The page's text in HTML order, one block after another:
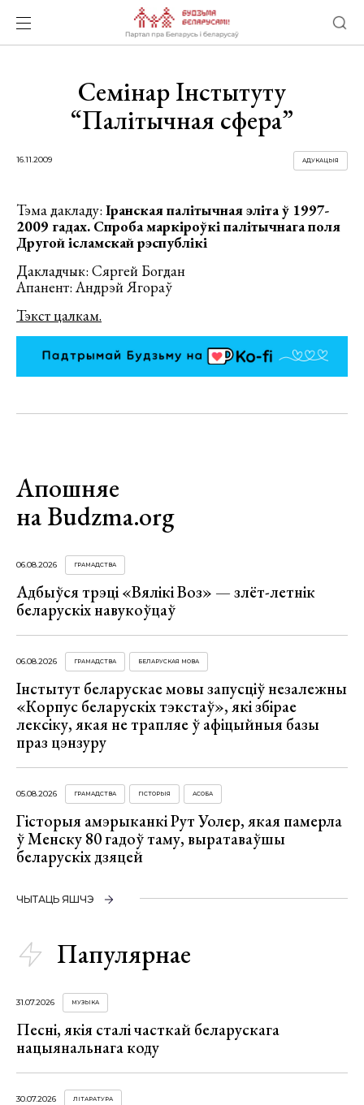
Семінар Інстытуту
“Палітычная сфера”
16.11.2009 АДУКАЦЫЯ
Тэма дакладу: Іранская палітычная эліта ў 1997-
2009 гадах. Спроба маркіроўкі палітычнага поля
Другой ісламскай рэспублікі
Дакладчык: Сяргей Богдан
Апанент: Андрэй Ягораў
Тэкст цалкам.
Апошняе
на Budzma.org
06.08.2026 ГРАМАДСТВА
Адбыўся трэці «Вялікі Воз» — злёт-летнік
беларускіх навукоўцаў
06.08.2026 ГРАМАДСТВА БЕЛАРУСКАЯ МОВА
Інстытут беларускае мовы запусціў незалежны
«Корпус беларускіх тэкстаў», які збірае
лексіку, якая не трапляе ў афіцыйныя базы
праз цэнзуру
05.08.2026 ГРАМАДСТВА ГІСТОРЫЯ АСОБА
Гісторыя амэрыканкі Рут Уолер, якая памерла
ў Менску 80 гадоў таму, выратаваўшы
беларускіх дзяцей
ЧЫТАЦЬ ЯШЧЭ
Папулярнае
31.07.2026 МУЗЫКА
Песні, якія сталі часткай беларускага
нацыянальнага коду
30.07.2026 ЛІТАРАТУРА